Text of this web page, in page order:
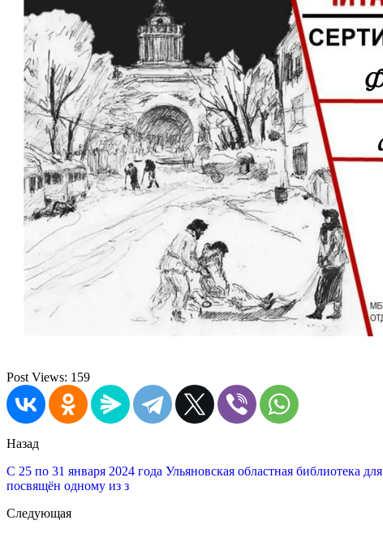
Post Views: 159
Назад
С 25 по 31 января 2024 года Ульяновская областная библиотека
посвящён одному из з
Следующая